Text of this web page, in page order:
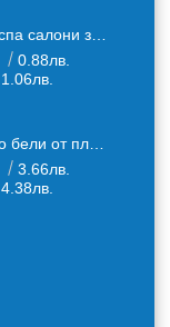
0.88лв.
1.06лв.
3.66лв.
4.38лв.